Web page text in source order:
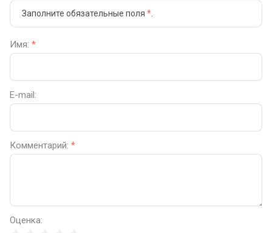
Заполните обязательные поля *
Имя: *
E-mail:
Комментарий: *
Оценка: